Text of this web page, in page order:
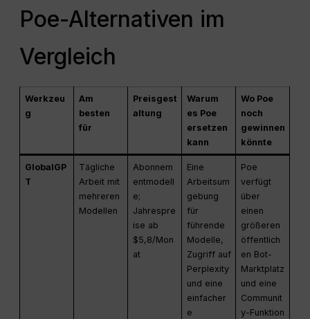
Poe-Alternativen im
Vergleich
Werkzeu
g
Am
besten
für
Preisgest
altung
Warum
es Poe
ersetzen
kann
Wo Poe
noch
gewinnen
könnte
GlobalGP
T
Tägliche
Arbeit mit
mehreren
Modellen
Abonnem
entmodell
e;
Jahrespre
ise ab
$5,8/Mon
at
Eine
Arbeitsum
gebung
für
führende
Modelle,
Zugriff auf
Perplexity
und eine
einfacher
e
Poe
verfügt
über
einen
größeren
öffentlich
en Bot-
Marktplatz
und eine
Communit
y-Funktion